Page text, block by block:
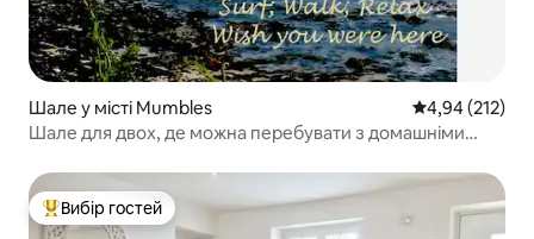
Шале у місті Mumbles Середня
4,94 (212)
Шале для двох, де можна перебувати з домашніми
Топ вибір гостей
Вибір гостей